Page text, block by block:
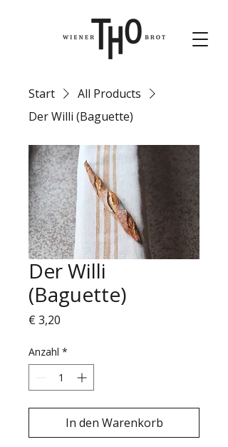
Start
All Products
Der Willi (Baguette)
Der Willi
(Baguette)
€ 3,20
Anzahl *
In den Warenkorb